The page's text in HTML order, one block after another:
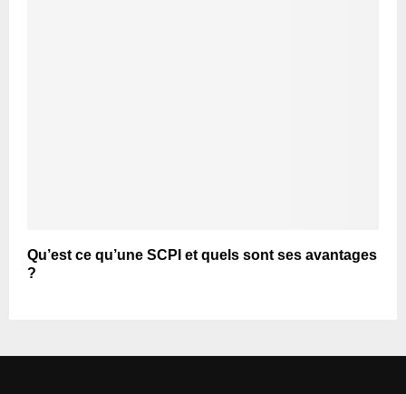
Qu’est ce qu’une SCPI et quels sont ses avantages
?